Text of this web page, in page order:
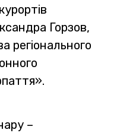
Горзов,
регіонального
–